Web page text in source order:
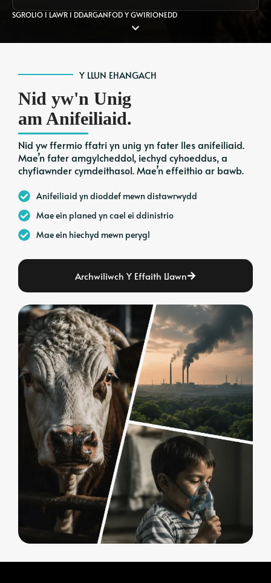
SGROLIO I LAWR I DDARGANFOD Y GWIRIONEDD
Y LLUN EHANGACH
Nid yw'n Unig
am Anifeiliaid.
Nid yw ffermio ffatri yn unig yn fater lles anifeiliaid.
Mae’n fater amgylcheddol, iechyd cyhoeddus, a
chyfiawnder cymdeithasol. Mae’n effeithio ar bawb.
Anifeiliaid yn dioddef mewn distawrwydd
Mae ein planed yn cael ei ddinistrio
Mae ein hiechyd mewn perygl
Archwiliwch Y Effaith Llawn